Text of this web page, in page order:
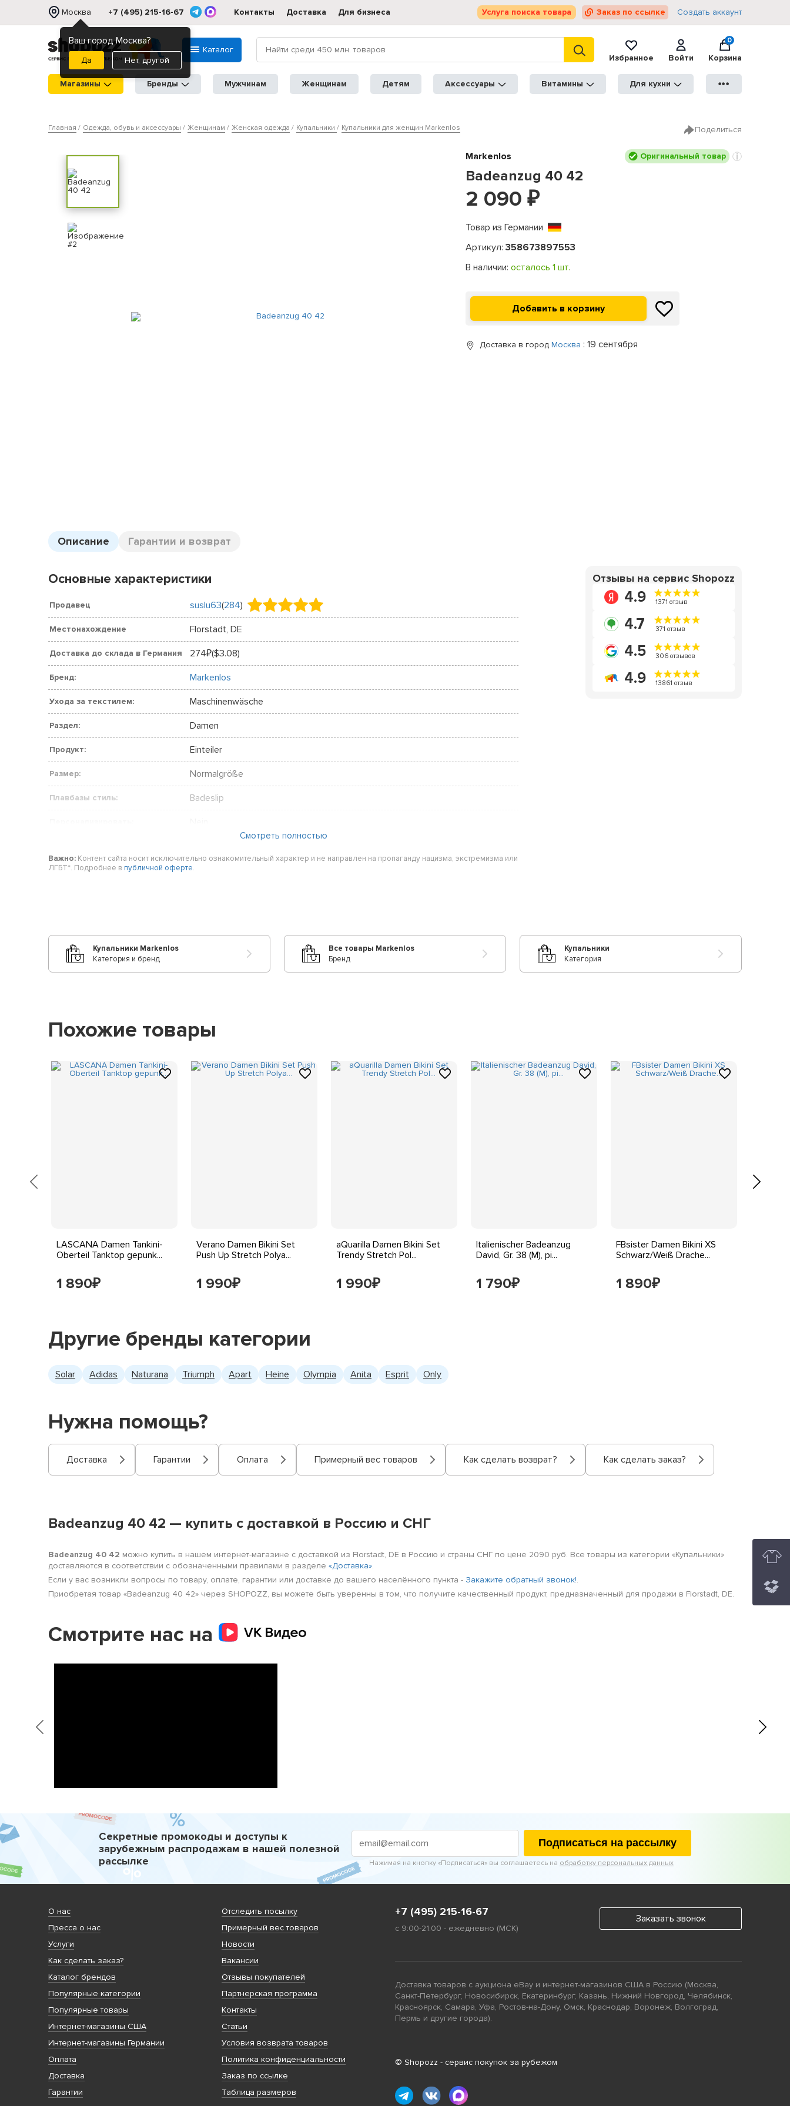
Москва
Ваш город Москва?
Нет, другой
+7 (495) 215-16-67 Контакты Доставка Для бизнеса Услуга поиска товара Заказ по ссылке Создать аккаунт
Каталог
Избранное
Войти
0
Корзина
Магазины Бренды Мужчинам Женщинам Детям Аксессуары Витамины Для кухни ●●●
Главная Одежда, обувь и аксессуары Женщинам Женская одежда Купальники Купальники для женщин Markenlos Поделиться
Markenlos Оригинальный товар
Badeanzug 40 42
2 090 ₽
Товар из Германии
Артикул: 358673897553
В наличии: осталось 1 шт.
Доставка в город Москва : 19 сентября
Описание Гарантии и возврат
Основные характеристики
Продавец suslu63(284)
Местонахождение Florstadt, DE
Доставка до склада в Германия 274₽($3.08)
Бренд: Markenlos
Ухода за текстилем: Maschinenwäsche
Раздел: Damen
Продукт: Einteiler
Размер: Normalgröße
Плавбазы стиль: Badeslip
Размер: M/L
Количество мест:
Смотреть полностью
Важно: Контент сайта носит исключительно ознакомительный характер и не направлен на пропаганду нацизма, экстремизма или
ЛГБТ*. Подробнее в публичной оферте.
Отзывы на сервис Shopozz
4.9 1371 отзыв
4.7 371 отзыв
4.5 306 отзывов
4.9 13861 отзыв
Купальники Markenlos
Категория и бренд
Все товары Markenlos
Бренд
Купальники
Категория
Похожие товары
LASCANA Damen Tankini-
Oberteil Tanktop gepunk...
1 890₽
Verano Damen Bikini Set
Push Up Stretch Polya...
1 990₽
aQuarilla Damen Bikini Set
Trendy Stretch Pol...
1 990₽
Italienischer Badeanzug
David, Gr. 38 (M), pi...
1 790₽
FBsister Damen Bikini XS
Schwarz/Weiß Drache...
1 890₽
Другие бренды категории
Solar Adidas Naturana Triumph Apart Heine Olympia Anita Esprit Only
Нужна помощь?
Доставка Гарантии Оплата Примерный вес товаров Как сделать возврат? Как сделать заказ?
Badeanzug 40 42 — купить с доставкой в Россию и СНГ
Badeanzug 40 42 можно купить в нашем интернет-магазине с доставкой из Florstadt, DE в Россию и страны СНГ по цене 2090 руб. Все товары из категории «Купальники»
доставляются в соответствии с обозначенными правилами в разделе «Доставка».
Если у вас возникли вопросы по товару, оплате, гарантии или доставке до вашего населённого пункта - Закажите обратный звонок!.
Приобретая товар «Badeanzug 40 42» через SHOPOZZ, вы можете быть уверенны в том, что получите качественный продукт, предназначенный для продажи в Florstadt, DE.
Смотрите нас на
Секретные промокоды и доступы к
зарубежным распродажам в нашей полезной
рассылке
Подписаться на рассылку
Нажимая на кнопку «Подписаться» вы соглашаетесь на обработку персональных данных
О нас
Пресса о нас
Услуги
Как сделать заказ?
Каталог брендов
Популярные категории
Популярные товары
Интернет-магазины США
Интернет-магазины Германии
Оплата
Доставка
Гарантии
Отследить посылку
Примерный вес товаров
Новости
Вакансии
Отзывы покупателей
Партнерская программа
Контакты
Статьи
Условия возврата товаров
Политика конфиденциальности
Заказ по ссылке
Таблица размеров
+7 (495) 215-16-67
с 9:00-21:00 - ежедневно (МСК)
Заказать звонок
Доставка товаров с аукциона eBay и интернет-магазинов США в Россию (Москва,
Санкт-Петербург, Новосибирск, Екатеринбург, Казань, Нижний Новгород, Челябинск,
Красноярск, Самара, Уфа, Ростов-на-Дону, Омск, Краснодар, Воронеж, Волгоград,
Пермь и другие города).
© Shopozz - сервис покупок за рубежом